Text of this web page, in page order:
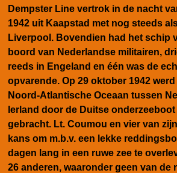
Dempster Line vertrok in de nacht
1942 uit Kaapstad met nog steeds
Liverpool. Bovendien had het schip
boord van Nederlandse militairen,
reeds in Engeland en één was de
opvarende. Op 29 oktober 1942
Noord-Atlantische Oceaan tussen
Ierland door de Duitse
gebracht. Lt. Coumou en vier van
kans om m.b.v. een lekke
dagen lang in een ruwe zee te
26 anderen, waaronder geen van de